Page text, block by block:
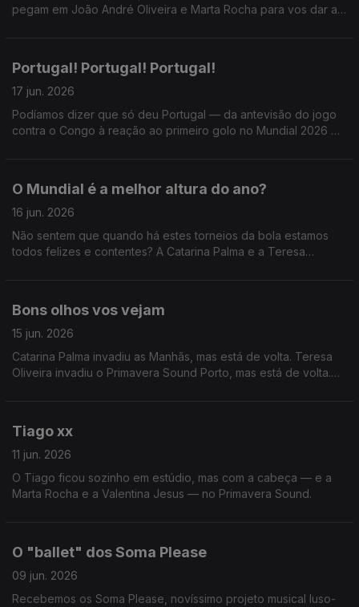
pegam em João André Oliveira e Marta Rocha para vos dar a
Portugal! Portugal! Portugal!
17 jun. 2026
Podíamos dizer que só deu Portugal — da antevisão do jogo
contra o Congo à reação ao primeiro golo no Mundial 2026 —,
O Mundial é a melhor altura do ano?
16 jun. 2026
Não sentem que quando há estes torneios da bola estamos
todos felizes e contentes? A Catarina Palma e a Teresa
Bons olhos vos vejam
15 jun. 2026
Catarina Palma invadiu as Manhãs, mas está de volta. Teresa
Oliveira invadiu o Primavera Sound Porto, mas está de volta.
Tiago xx
11 jun. 2026
O Tiago ficou sozinho em estúdio, mas com a cabeça — e a
Marta Rocha e a Valentina Jesus — no Primavera Sound.
O "ballet" dos Soma Please
09 jun. 2026
Recebemos os Soma Please, novíssimo projeto musical luso-